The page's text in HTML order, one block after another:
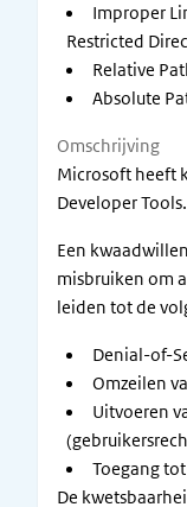
Improper
Restricted
Relative
Absolute
Omschrijving
Microsoft heeft
Developer Tools.
Een
misbruiken om
leiden tot de
Denial-of-
Omzeilen
Uitvoeren
Toegang
De